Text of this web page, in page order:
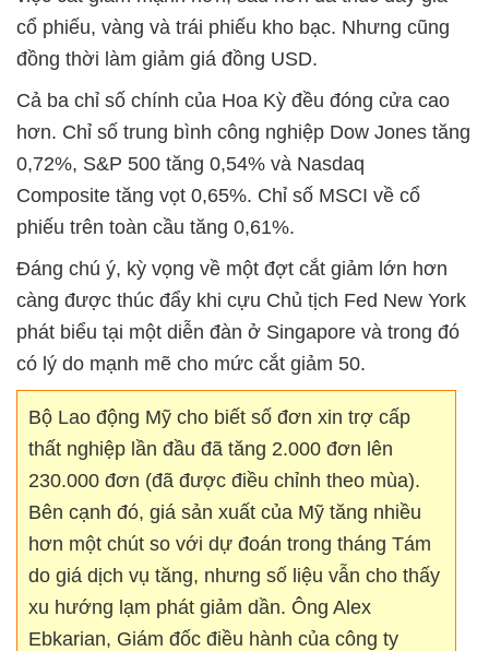
cổ phiếu, vàng và trái phiếu kho bạc. Nhưng cũng
đồng thời làm giảm giá đồng USD.
Cả ba chỉ số chính của Hoa Kỳ đều đóng cửa cao
hơn. Chỉ số trung bình công nghiệp Dow Jones tăng
0,72%, S&P 500 tăng 0,54% và Nasdaq
Composite tăng vọt 0,65%. Chỉ số MSCI về cổ
phiếu trên toàn cầu tăng 0,61%.
Đáng chú ý, kỳ vọng về một đợt cắt giảm lớn hơn
càng được thúc đẩy khi cựu Chủ tịch Fed New York
phát biểu tại một diễn đàn ở Singapore và trong đó
có lý do mạnh mẽ cho mức cắt giảm 50.
Bộ Lao động Mỹ cho biết số đơn xin trợ cấp
thất nghiệp lần đầu đã tăng 2.000 đơn lên
230.000 đơn (đã được điều chỉnh theo mùa).
Bên cạnh đó, giá sản xuất của Mỹ tăng nhiều
hơn một chút so với dự đoán trong tháng Tám
do giá dịch vụ tăng, nhưng số liệu vẫn cho thấy
xu hướng lạm phát giảm dần. Ông Alex
Ebkarian, Giám đốc điều hành của công ty